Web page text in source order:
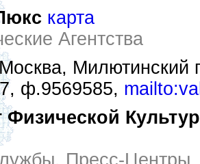
карта
Агентства
ф.9569585,
Физической
Пресс-Центры